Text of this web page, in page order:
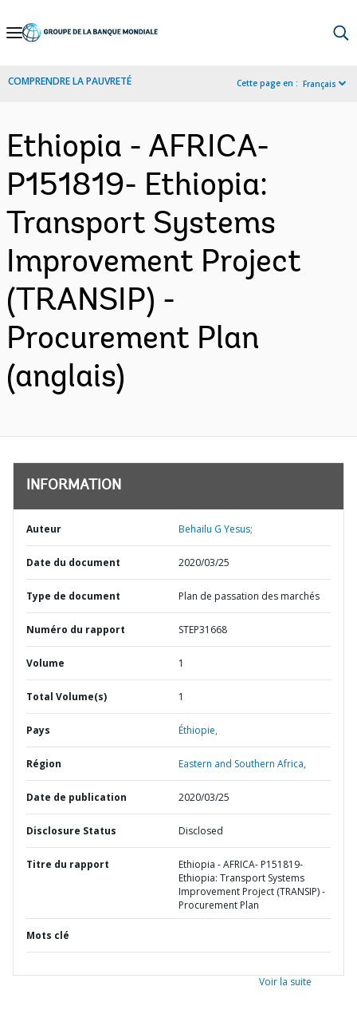
Skip
Navigation
COMPRENDRE LA PAUVRETÉ Cette page en : Français
Ethiopia - AFRICA-
P151819- Ethiopia:
Transport Systems
Improvement Project
(TRANSIP) -
Procurement Plan
(anglais)
INFORMATION
Auteur Behailu G Yesus;
Date du document 2020/03/25
Type de document Plan de passation des marchés
Numéro du rapport STEP31668
Volume 1
Total Volume(s) 1
Pays Éthiopie,
Région Eastern and Southern Africa,
Date de publication 2020/03/25
Disclosure Status Disclosed
Titre du rapport
Ethiopia - AFRICA- P151819-
Ethiopia: Transport Systems
Improvement Project (TRANSIP) -
Procurement Plan
Mots clé
Voir la suite